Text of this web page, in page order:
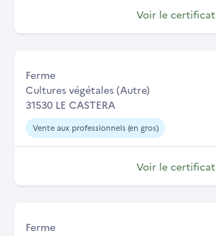
Voir le certificat
Ferme
Cultures végétales (Autre)
31530 LE CASTERA
Vente aux professionnels (en gros)
Voir le certificat
Ferme